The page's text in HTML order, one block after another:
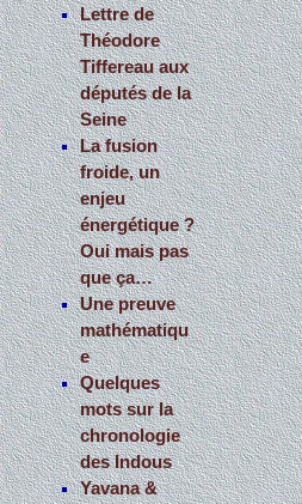
Lettre de
Théodore
Tiffereau aux
députés de la
Seine
La fusion
froide, un
enjeu
énergétique ?
Oui mais pas
que ça…
Une preuve
mathématiqu
e
Quelques
mots sur la
chronologie
des Indous
Yavana &